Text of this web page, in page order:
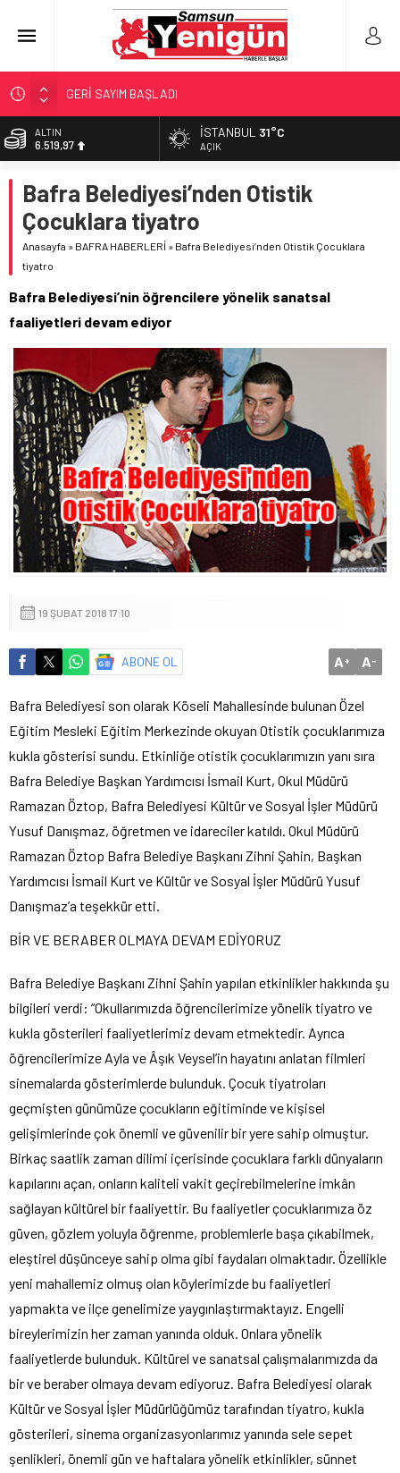
GERİ SAYIM BAŞLADI
SAMSUNSPOR’DA HEDEF 5’İNCİLİK!
‘BAFRA’YA YATIRIM YAPIN!’
YÖNETİCİ SEÇERKEN YAPILAN EN BÜYÜK HATALAR
ALTIN
6.519,97
13.798,82
DOLAR
47,7025
EURO
İSTANBUL 31°C
AÇIK
Bafra Belediyesi’nden Otistik
Çocuklara tiyatro
Anasayfa » BAFRA HABERLERİ » Bafra Belediyesi’nden Otistik Çocuklara
tiyatro
Bafra Belediyesi’nin öğrencilere yönelik sanatsal
faaliyetleri devam ediyor
19 ŞUBAT 2018 17:10
ABONE OL A+ A-
Bafra Belediyesi son olarak Köseli Mahallesinde bulunan Özel
Eğitim Mesleki Eğitim Merkezinde okuyan Otistik çocuklarımıza
kukla gösterisi sundu. Etkinliğe otistik çocuklarımızın yanı sıra
Bafra Belediye Başkan Yardımcısı İsmail Kurt, Okul Müdürü
Ramazan Öztop, Bafra Belediyesi Kültür ve Sosyal İşler Müdürü
Yusuf Danışmaz, öğretmen ve idareciler katıldı. Okul Müdürü
Ramazan Öztop Bafra Belediye Başkanı Zihni Şahin, Başkan
Yardımcısı İsmail Kurt ve Kültür ve Sosyal İşler Müdürü Yusuf
Danışmaz’a teşekkür etti.
BİR VE BERABER OLMAYA DEVAM EDİYORUZ
Bafra Belediye Başkanı Zihni Şahin yapılan etkinlikler hakkında şu
bilgileri verdi: “Okullarımızda öğrencilerimize yönelik tiyatro ve
kukla gösterileri faaliyetlerimiz devam etmektedir. Ayrıca
öğrencilerimize Ayla ve Âşık Veysel’in hayatını anlatan filmleri
sinemalarda gösterimlerde bulunduk. Çocuk tiyatroları
geçmişten günümüze çocukların eğitiminde ve kişisel
gelişimlerinde çok önemli ve güvenilir bir yere sahip olmuştur.
Birkaç saatlik zaman dilimi içerisinde çocuklara farklı dünyaların
kapılarını açan, onların kaliteli vakit geçirebilmelerine imkân
sağlayan kültürel bir faaliyettir. Bu faaliyetler çocuklarımıza öz
güven, gözlem yoluyla öğrenme, problemlerle başa çıkabilmek,
eleştirel düşünceye sahip olma gibi faydaları olmaktadır. Özellikle
yeni mahallemiz olmuş olan köylerimizde bu faaliyetleri
yapmakta ve ilçe genelimize yaygınlaştırmaktayız. Engelli
bireylerimizin her zaman yanında olduk. Onlara yönelik
faaliyetlerde bulunduk. Kültürel ve sanatsal çalışmalarımızda da
bir ve beraber olmaya devam ediyoruz. Bafra Belediyesi olarak
Kültür ve Sosyal İşler Müdürlüğümüz tarafından tiyatro, kukla
gösterileri, sinema organizasyonlarımız yanında sele sepet
şenlikleri, önemli gün ve haftalara yönelik etkinlikler, sünnet